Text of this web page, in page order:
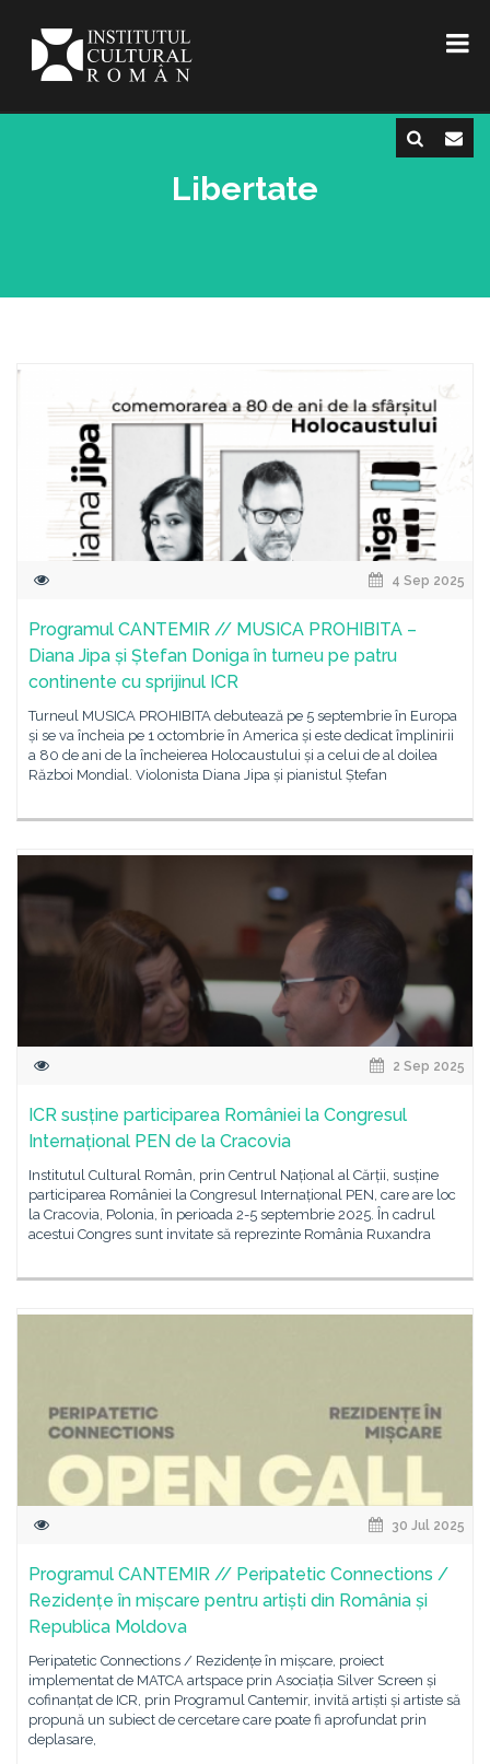
Libertate
4 Sep 2025
Programul CANTEMIR // MUSICA PROHIBITA –
Diana Jipa și Ștefan Doniga în turneu pe patru
continente cu sprijinul ICR
Turneul MUSICA PROHIBITA debutează pe 5 septembrie în Europa
și se va încheia pe 1 octombrie în America și este dedicat împlinirii
a 80 de ani de la încheierea Holocaustului și a celui de al doilea
Război Mondial. Violonista Diana Jipa și pianistul Ștefan
2 Sep 2025
ICR susține participarea României la Congresul
Internațional PEN de la Cracovia
Institutul Cultural Român, prin Centrul Național al Cărții, susține
participarea României la Congresul Internațional PEN, care are loc
la Cracovia, Polonia, în perioada 2-5 septembrie 2025. În cadrul
acestui Congres sunt invitate să reprezinte România Ruxandra
30 Jul 2025
Programul CANTEMIR // Peripatetic Connections /
Rezidențe în mișcare pentru artiști din România și
Republica Moldova
Peripatetic Connections / Rezidențe în mișcare, proiect
implementat de MATCA artspace prin Asociația Silver Screen și
cofinanțat de ICR, prin Programul Cantemir, invită artiști și artiste să
propună un subiect de cercetare care poate fi aprofundat prin
deplasare,